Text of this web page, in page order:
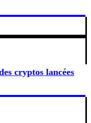
cryptos lancées